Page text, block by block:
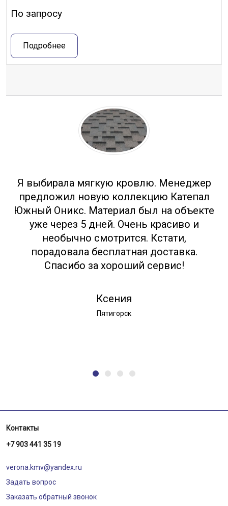
По запросу
Подробнее
Я выбирала мягкую кровлю. Менеджер
предложил новую коллекцию Катепал
Южный Оникс. Материал был на объекте
уже через 5 дней. Очень красиво и
необычно смотрится. Кстати,
порадовала бесплатная доставка.
Спасибо за хороший сервис!
Ксения
Пятигорск
Контакты
+7 903 441 35 19
verona.kmv@yandex.ru
Задать вопрос
Заказать обратный звонок